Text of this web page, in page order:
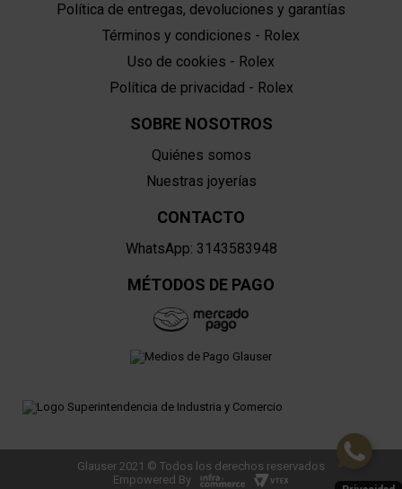
Política de entregas, devoluciones y garantías
Términos y condiciones - Rolex
Uso de cookies - Rolex
Política de privacidad - Rolex
SOBRE NOSOTROS
Quiénes somos
Nuestras joyerías
CONTACTO
WhatsApp: 3143583948
MÉTODOS DE PAGO
Glauser 2021 © Todos los derechos reservados
Empowered By